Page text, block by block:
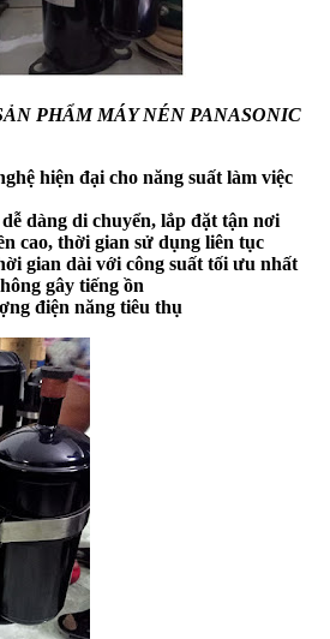
PHẨM MÁY NÉN PANASONIC
hiện đại cho năng suất làm việc
dàng di chuyển, lắp đặt tận nơi
cao, thời gian sử dụng liên tục
gian dài với công suất tối ưu nhất
gây tiếng ồn
điện năng tiêu thụ